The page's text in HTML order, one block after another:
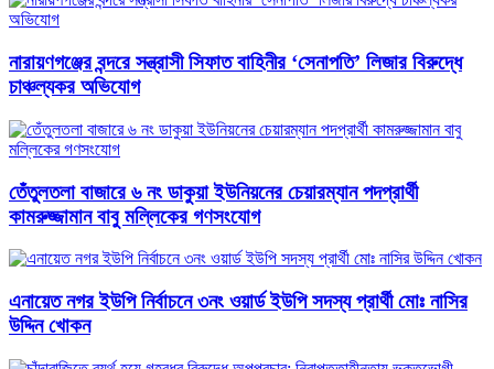
নারায়ণগঞ্জের বন্দরে সন্ত্রাসী সিফাত বাহিনীর ‘সেনাপতি’ লিজার বিরুদ্ধে
চাঞ্চল্যকর অভিযোগ
তেঁতুলতলা বাজারে ৬ নং ডাকুয়া ইউনিয়নের চেয়ারম্যান পদপ্রার্থী
কামরুজ্জামান বাবু মল্লিকের গণসংযোগ
এনায়েত নগর ইউপি নির্বাচনে ৩নং ওয়ার্ড ইউপি সদস্য প্রার্থী মোঃ নাসির
উদ্দিন খোকন